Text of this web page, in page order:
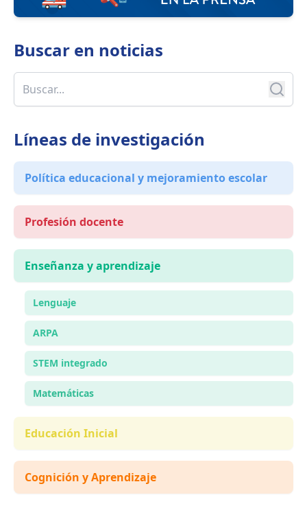
Buscar en noticias
Líneas de investigación
Política educacional y mejoramiento escolar
Profesión docente
Enseñanza y aprendizaje
Lenguaje
ARPA
STEM integrado
Matemáticas
Educación Inicial
Cognición y Aprendizaje